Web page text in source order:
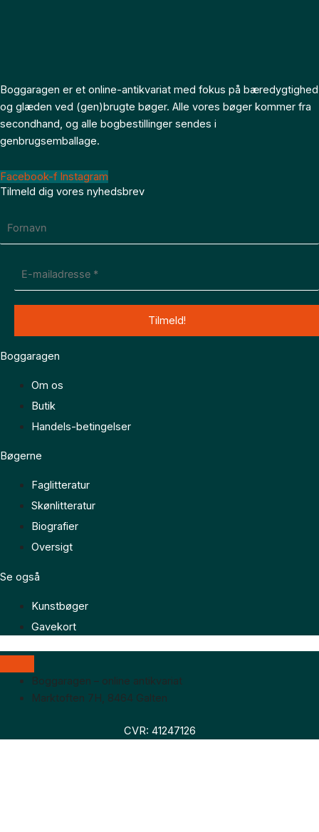
Boggaragen er et online-antikvariat med fokus på bæredygtighed
og glæden ved (gen)brugte bøger. Alle vores bøger kommer fra
secondhand, og alle bogbestillinger sendes i
genbrugsemballage.
Facebook-f Instagram
Tilmeld dig vores nyhedsbrev
Boggaragen
Om os
Butik
Handels-betingelser
Bøgerne
Faglitteratur
Skønlitteratur
Biografier
Oversigt
Se også
Kunstbøger
Gavekort
Boggaragen – online antikvariat
Marktoften 7H, 8464 Galten
CVR: 41247126